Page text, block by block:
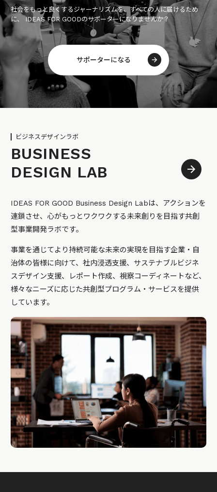
社会をもっと良くするジャーナリズムを、すべての人に届けるため
に、 IDEAS FOR GOODのサポーターになりませんか？
サポーターになる
ビジネスデザインラボ
BUSINESS
DESIGN LAB
IDEAS FOR GOOD Business Design Labは、アクションを
連鎖させ、心がもっとワクワクする未来創りを目指す共創
型事業開発ラボです。
事業を通じてより持続可能な未来の実現を目指す企業・自
治体の皆様に向けて、社内浸透支援、サステナブルビジネ
スデザイン支援、レポート作成、視察コーディネートなど、
様々なニーズに応じた共創型プログラム・サービスを提供
しています。